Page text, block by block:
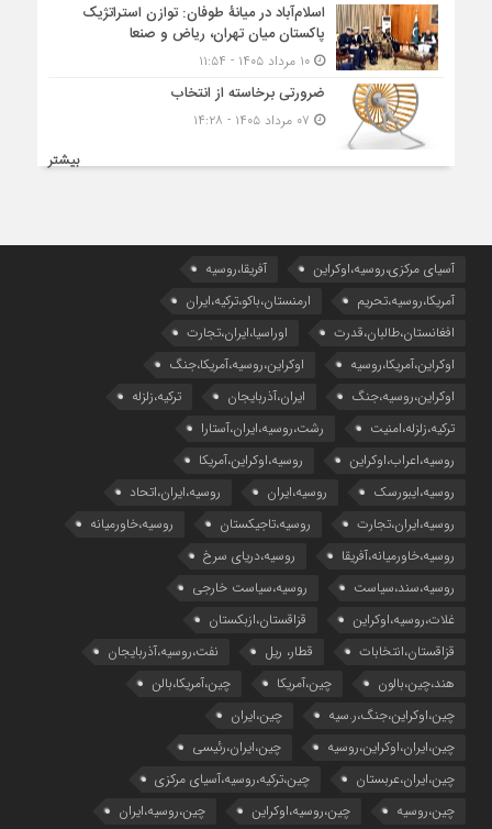
اسلام‌آباد در میانۀ طوفان: توازن استراتژیک
پاکستان میان تهران، ریاض و صنعا
۱۰ مرداد ۱۴۰۵ - ۱۱:۵۴
ضرورتی برخاسته از انتخاب
بیشتر
آسیای مرکزی،روسیه،اوکراین
آفریقا،روسیه
آمریکا،روسیه،تحریم
ارمنستان،باکو،ترکیه،ایران
افغانستان،طالبان،قدرت
اوراسیا،ایران،تجارت
اوکراین،آمریکا،روسیه
اوکراین،روسیه،آمریکا،جنگ
اوکراین،روسیه،جنگ
ایران،آذربایجان
ترکیه،زلزله
ترکیه،زلزله،امنیت
رشت،روسیه،ایران،آستارا
روسیه،اعراب،اوکراین
روسیه،اوکراین،آمریکا
روسیه،ایبورسک
روسیه،ایران
روسیه،ایران،اتحاد
روسیه،ایران،تجارت
روسیه،تاجیکستان
روسیه،خاورمیانه
روسیه،خاورمیانه،آفریقا
روسیه،دریای سرخ
روسیه،سند،سیاست
روسیه،سیاست خارجی
غلات،روسیه،اوکراین
قزاقستان،ازبکستان
قزاقستان،انتخابات
قطار، ریل
نفت،روسیه،آذربایجان
هند،چین،بالون
چین،آمریکا
چین،آمریکا،بالن
چین،اوکراین،جنگ،ر.سیه
چین،ایران
چین،ایران،اوکراین،روسیه
چین،ایران،رئیسی
چین،ایران،عربستان
چین،ترکیه،روسیه،آسیای مرکزی
چین،روسیه
چین،روسیه،اوکراین چین،روسیه،ایران